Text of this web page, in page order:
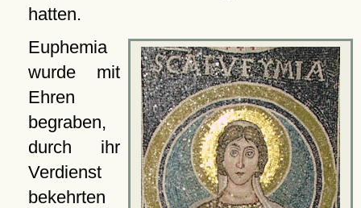
hatten.
Euphemia
wurde mit
Ehren
begraben,
durch ihr
Verdienst
bekehrten